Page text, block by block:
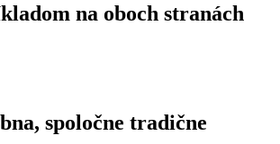
na oboch stranách
spoločne tradične